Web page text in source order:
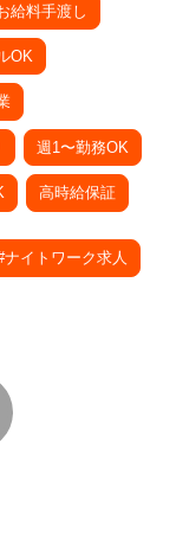
給料手渡し
OK
週1〜勤務OK
高時給保証
ナイトワーク求人